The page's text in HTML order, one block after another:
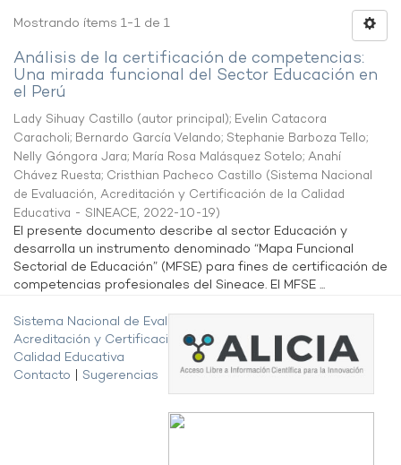
Mostrando ítems 1-1 de 1
Análisis de la certificación de competencias:
Una mirada funcional del Sector Educación en
el Perú
Lady Sihuay Castillo (autor principal); Evelin Catacora
Caracholi; Bernardo García Velando; Stephanie Barboza Tello;
Nelly Góngora Jara; María Rosa Malásquez Sotelo; Anahí
Chávez Ruesta; Cristhian Pacheco Castillo (Sistema Nacional
de Evaluación, Acreditación y Certificación de la Calidad
Educativa - SINEACE, 2022-10-19)
El presente documento describe al sector Educación y
desarrolla un instrumento denominado “Mapa Funcional
Sectorial de Educación” (MFSE) para fines de certificación de
competencias profesionales del Sineace. El MFSE ...
Sistema Nacional de Evaluación,
Acreditación y Certificación de la
Calidad Educativa
Contacto
Sugerencias